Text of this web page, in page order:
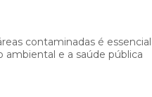
contaminadas é essencial
ambiental e a saúde pública